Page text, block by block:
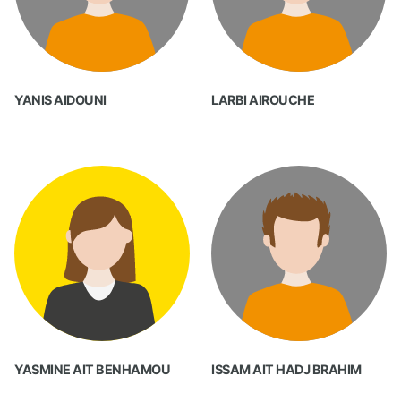
YANIS AIDOUNI LARBI AIROUCHE
YASMINE AIT BENHAMOU ISSAM AIT HADJ BRAHIM